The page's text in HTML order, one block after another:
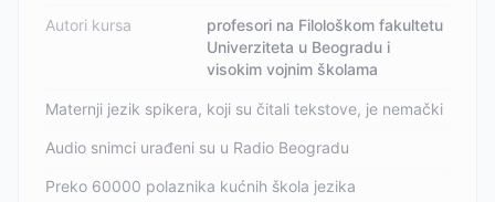
Autori kursa
profesori na Filološkom fakultetu
Univerziteta u Beogradu i
visokim vojnim školama
Maternji jezik spikera, koji su čitali tekstove, je nemački
Audio snimci urađeni su u Radio Beogradu
Preko 60000 polaznika kućnih škola jezika